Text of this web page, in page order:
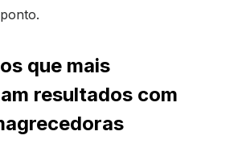
que mais
resultados com